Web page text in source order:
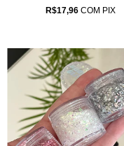
R$17,96 COM PIX